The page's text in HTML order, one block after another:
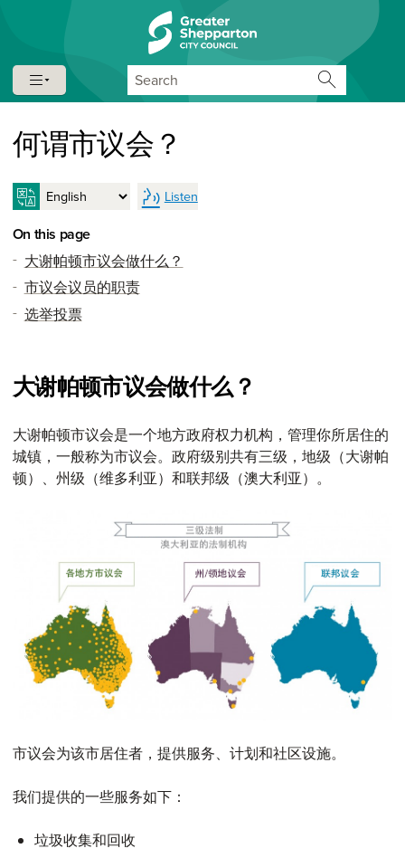
Skip to content
Skip to navigation
何谓市议会？
Listen
On this page
大谢帕顿市议会做什么？
市议会议员的职责
选举投票
大谢帕顿市议会做什么？
大谢帕顿市议会是一个地方政府权力机构，管理你所居住的
城镇，一般称为市议会。政府级别共有三级，地级（大谢帕
顿）、州级（维多利亚）和联邦级（澳大利亚）。
市议会为该市居住者，提供服务、计划和社区设施。
我们提供的一些服务如下：
垃圾收集和回收